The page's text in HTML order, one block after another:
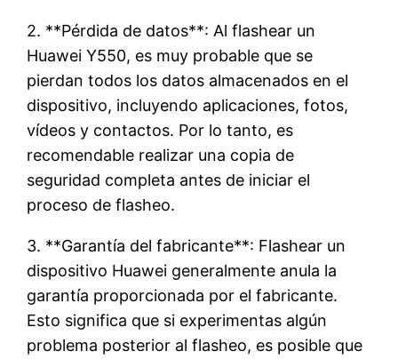
2. **Pérdida de datos**: Al flashear un
Huawei Y550, es muy probable que se
pierdan todos los datos almacenados en el
dispositivo, incluyendo aplicaciones, fotos,
vídeos y contactos. Por lo tanto, es
recomendable realizar una copia de
seguridad completa antes de iniciar el
proceso de flasheo.
3. **Garantía del fabricante**: Flashear un
dispositivo Huawei generalmente anula la
garantía proporcionada por el fabricante.
Esto significa que si experimentas algún
problema posterior al flasheo, es posible que